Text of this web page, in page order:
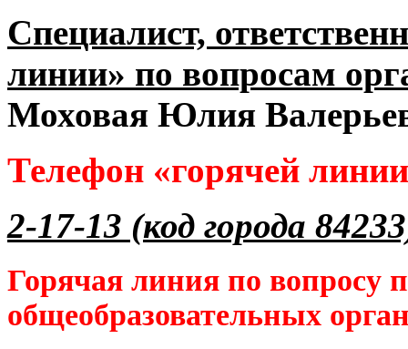
Специалист,
линии» по вопросам
Моховая Юлия
Телефон «горячей
2-17-13 (код города
Горячая линия по вопросу
общеобразовательных